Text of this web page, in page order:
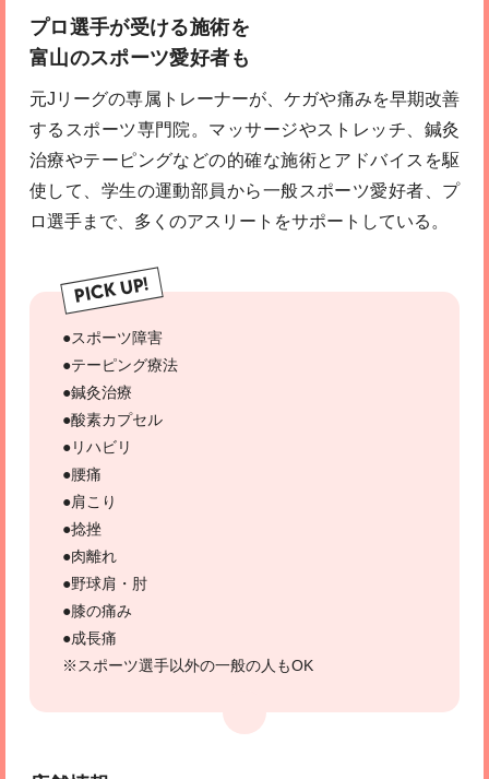
プロ選手が受ける施術を
富山のスポーツ愛好者も
元Jリーグの専属トレーナーが、ケガや痛みを早期改善
するスポーツ専門院。マッサージやストレッチ、鍼灸
治療やテーピングなどの的確な施術とアドバイスを駆
使して、学生の運動部員から一般スポーツ愛好者、プ
ロ選手まで、多くのアスリートをサポートしている。
PICK UP!
●スポーツ障害
●テーピング療法
●鍼灸治療
●酸素カプセル
●リハビリ
●腰痛
●肩こり
●捻挫
●肉離れ
●野球肩・肘
●膝の痛み
●成長痛
※スポーツ選手以外の一般の人もOK